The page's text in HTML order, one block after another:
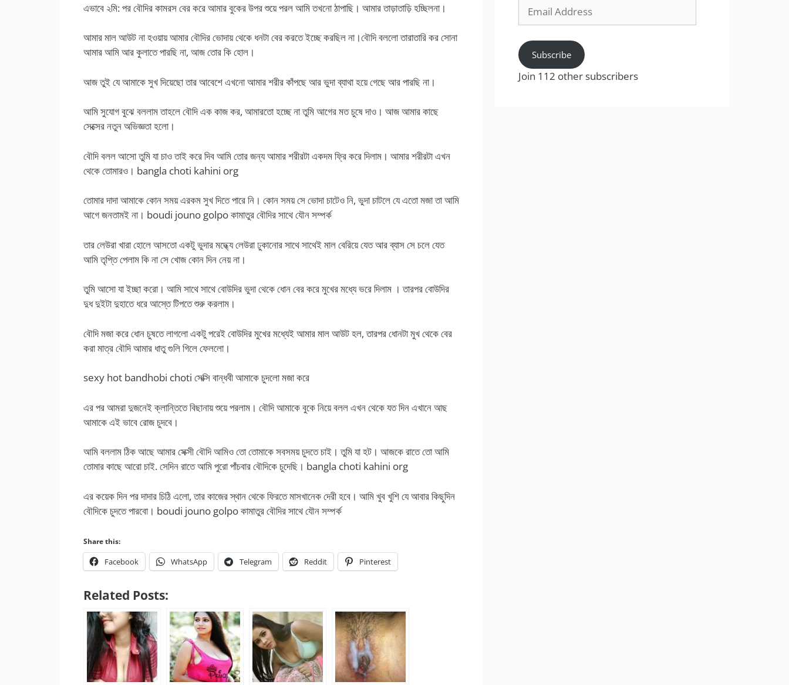
এভাবে ২মি: পর বৌদির কামরস বের করে আমার বুকের উপর শুয়ে পরল আমি তখনো ঠাপাছি। আমার তাড়াতাড়ি হচ্ছিলনা।
আমার মাল আউট না হওয়ায় আমার বৌদির ভোদায় থেকে ধনটা বের করতে ইচ্ছে করছিল না।বৌদি বললো তারাতারি কর সোনা
আমার আমি আর কুলাতে পারছি না, আজ তোর কি হোল।
আজ তুই যে আমাকে সুখ দিয়েছো তার আবেশে এখনো আমার শরীর কাঁপছে আর ভুদা ব্যাথা হয়ে গেছে আর পারছি না।
আমি সুযোগ বুঝে বললাম তাহলে বৌদি এক কাজ কর, আমারতো হচ্ছে না তুমি আগের মত চুষে দাও। আজ আমার কাছে
সেক্সের নতুন অভিজ্ঞতা হলো।
বৌদি বলল আসো তুমি যা চাও তাই করে দিব আমি তোর জন্য আমার শরীরটা একদম ফ্রি করে দিলাম। আমার শরীরটা এখন
থেকে তোমারও। bangla choti kahini org
তোমার দাদা আমাকে কোন সময় এরকম সুখ দিতে পারে নি। কোন সময় সে ভোদা চাটেও নি, ভুদা চাটলে যে এতো মজা তা আমি
আগে জনতামই না। boudi jouno golpo কামাতুর বৌদির সাথে যৌন সম্পর্ক
তার লেউরা খারা হোলে আসতো একটু ভুদার মদ্ধ্যে লেউরা ঢুকানোর সাথে সাথেই মাল বেরিয়ে যেত আর ব্যাস সে চলে যেত
আমি তৃপ্তি পেলাম কি না সে খোজ কোন দিন নেয় না।
তুমি আসো যা ইচ্ছা করো। আমি সাথে সাথে বোউদির ভুদা থেকে ধোন বের করে মুখের মধ্যে ভরে দিলাম । তারপর বোউদির
দুধ দুইটা দুহাতে ধরে আস্তে টিপতে শুরু করলাম।
বৌদি মজা করে ধোন চুষতে লাগলো একটু পরেই বোউদির মুখের মধ্যেই আমার মাল আউট হল, তারপর ধোনটা মুখ থেকে বের
করা মাত্র বৌদি আমার ধাতু গুলি গিলে ফেললো।
sexy hot bandhobi choti সেক্সি বান্ধবী আমাকে চুদলো মজা করে
এর পর আমরা দুজনেই ক্লান্তিতে বিছানায় শুয়ে পরলাম। বৌদি আমাকে বুকে নিয়ে বলল এখন থেকে যত দিন এখানে আছ
আমাকে এই ভাবে রোজ চুদবে।
আমি বললাম ঠিক আছে আমার সেক্সী বৌদি আমিও তো তোমাকে সবসময় চুদতে চাই। তুমি যা হট। আজকে রাতে তো আমি
তোমার কাছে আরো চাই. সেদিন রাতে আমি পুরো পাঁচবার বৌদিকে চুদেছি। bangla choti kahini org
এর কয়েক দিন পর দাদার চিঠি এলো, তার কাজের স্থান থেকে ফিরতে মাসখানেক দেরী হবে। আমি খুব খুশি যে আবার কিছুদিন
বৌদিকে চুদতে পারবো। boudi jouno golpo কামাতুর বৌদির সাথে যৌন সম্পর্ক
Share this:
Facebook WhatsApp Telegram Reddit Pinterest
Related Posts:
Address
Subscribe
Join 112 other subscribers